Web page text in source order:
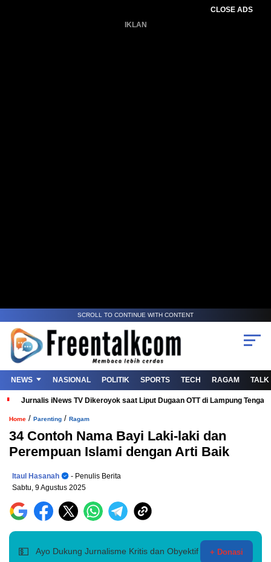
CLOSE ADS
IKLAN
SCROLL TO CONTINUE WITH CONTENT
NEWS NASIONAL POLITIK SPORTS TECH RAGAM TALK
Jurnalis iNews TV Dikeroyok saat Liput Dugaan OTT di Lampung
Home / Parenting / Ragam
34 Contoh Nama Bayi Laki-laki dan
Perempuan Islami dengan Arti Baik
Itaul Hasanah
- Penulis Berita
Sabtu, 9 Agustus 2025
💵 Ayo Dukung Jurnalisme Kritis dan Obyektif + Donasi